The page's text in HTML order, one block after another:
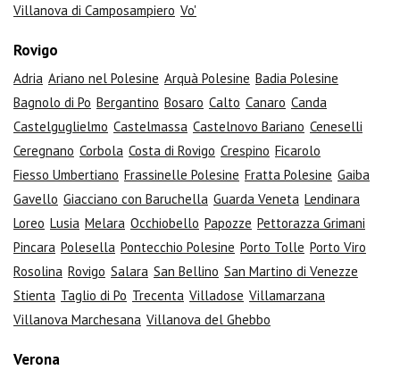
Villanova di Camposampiero Vo'
Rovigo
Adria Ariano nel Polesine Arquà Polesine Badia Polesine
Bagnolo di Po Bergantino Bosaro Calto Canaro Canda
Castelguglielmo Castelmassa Castelnovo Bariano Ceneselli
Ceregnano Corbola Costa di Rovigo Crespino Ficarolo
Fiesso Umbertiano Frassinelle Polesine Fratta Polesine Gaiba
Gavello Giacciano con Baruchella Guarda Veneta Lendinara
Loreo Lusia Melara Occhiobello Papozze Pettorazza Grimani
Pincara Polesella Pontecchio Polesine Porto Tolle Porto Viro
Rosolina Rovigo Salara San Bellino San Martino di Venezze
Stienta Taglio di Po Trecenta Villadose Villamarzana
Villanova Marchesana Villanova del Ghebbo
Verona